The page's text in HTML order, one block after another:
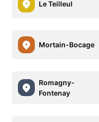
Le Teilleul
Mortain-Bocage
Romagny-
Fontenay